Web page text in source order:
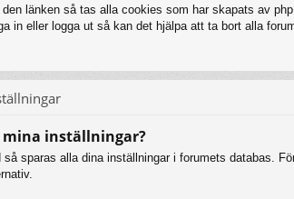
länken så tas alla cookies som har skapats av
in eller logga ut så kan det hjälpa att ta bort alla
mina inställningar?
så sparas alla dina inställningar i forumets databas.